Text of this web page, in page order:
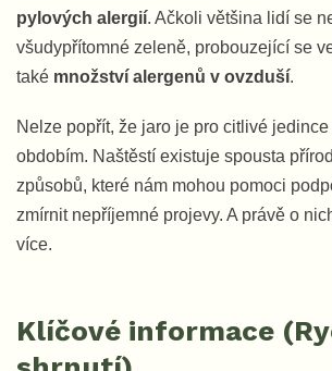
pylových alergií. Ačkoli většina lidí se
všudypřítomné zeleně, probouzející se
také množství alergenů v ovzduší.
Nelze popřít, že jaro je pro citlivé
obdobím. Naštěstí existuje spousta
způsobů, které nám mohou pomoci
zmírnit nepříjemné projevy. A právě o
více.
Klíčové informace